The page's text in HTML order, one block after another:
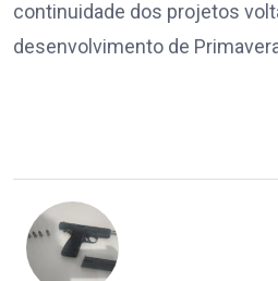
continuidade dos projetos
desenvolvimento de